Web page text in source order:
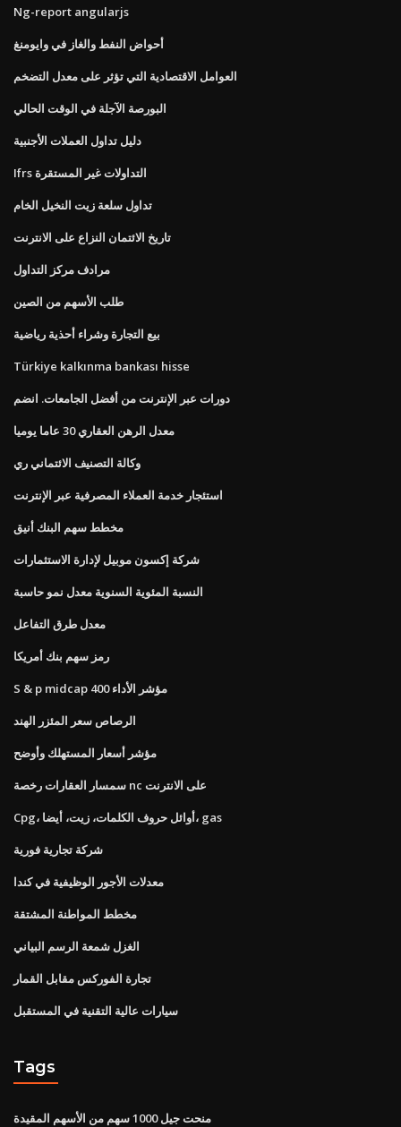
Ng-report angularjs
أحواض النفط والغاز في وايومنغ
العوامل الاقتصادية التي تؤثر على معدل التضخم
البورصة الآجلة في الوقت الحالي
دليل تداول العملات الأجنبية
Ifrs التداولات غير المستقرة
تداول سلعة زيت النخيل الخام
تاريخ الائتمان النزاع على الانترنت
مرادف مركز التداول
طلب الأسهم من الصين
بيع التجارة وشراء أحذية رياضية
Türkiye kalkınma bankası hisse
دورات عبر الإنترنت من أفضل الجامعات. انضم
معدل الرهن العقاري 30 عاما يوميا
وكالة التصنيف الائتماني ري
استئجار خدمة العملاء المصرفية عبر الإنترنت
مخطط سهم البنك أنيق
شركة إكسون موبيل لإدارة الاستثمارات
النسبة المئوية السنوية معدل نمو حاسبة
معدل طرق التفاعل
رمز سهم بنك أمريكا
S & p midcap 400 مؤشر الأداء
الرصاص سعر المئزر الهند
مؤشر أسعار المستهلك وأوضح
سمسار العقارات رخصة nc على الانترنت
Cpg، أوائل حروف الكلمات، زيت، أيضا، gas
شركة تجارية فورية
معدلات الأجور الوظيفية في كندا
مخطط المواطنة المشتقة
الغزل شمعة الرسم البياني
تجارة الفوركس مقابل القمار
سيارات عالية التقنية في المستقبل
Tags
منحت جيل 1000 سهم من الأسهم المقيدة